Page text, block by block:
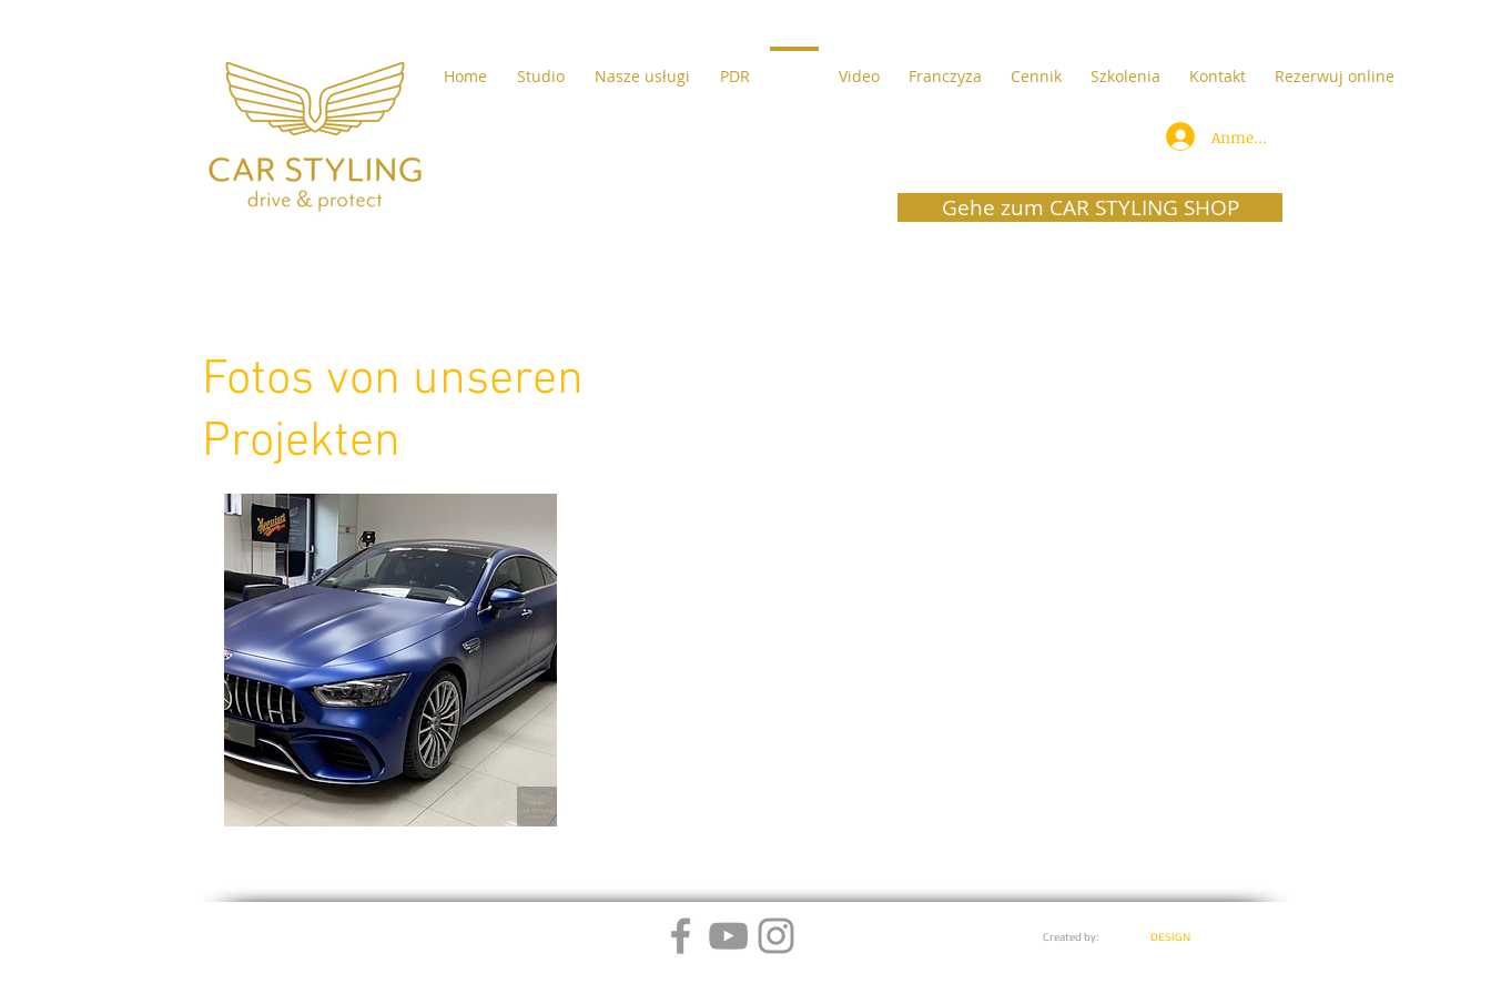
Home Studio Nasze usługi PDR Video Franczyza Cennik Szkolenia Kontakt Rezerwuj online
Anmelden
Gehe zum CAR STYLING SHOP
Fotos von unseren
Projekten
Created by: DESIGN